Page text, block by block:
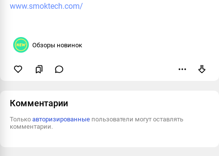
www.smoktech.com/
Обзоры новинок
Комментарии
Только авторизированные пользователи могут оставлять
комментарии.